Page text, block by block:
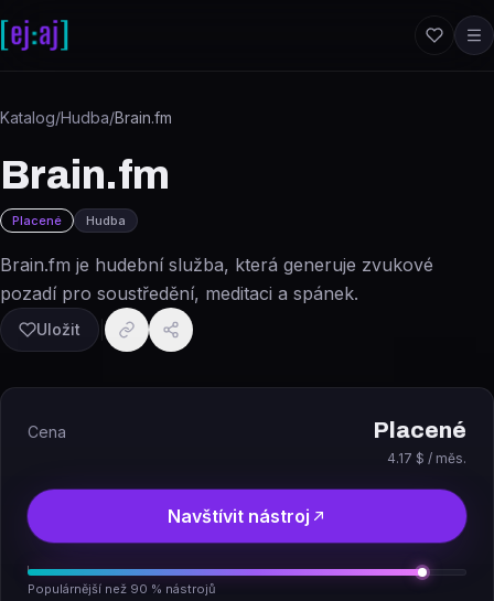
Katalog/Hudba/Brain.fm
Brain.fm
Placené Hudba
Brain.fm je hudební služba, která generuje zvukové
pozadí pro soustředění, meditaci a spánek.
Uložit
Cena Placené
4.17 $ / měs.
Navštívit nástroj
Populárnější než 90 % nástrojů